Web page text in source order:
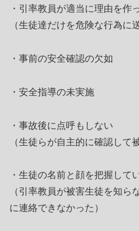
・引率教員が適当に理由を作
（生徒達だけを危険な行為に
・事前の安全確認の欠如
・安全指導の未実施
・事故後に点呼もしない
（生徒らが自主的に確認して
・生徒の名前と顔を把握して
（引率教員が被害生徒を知ら
に連絡できなかった）